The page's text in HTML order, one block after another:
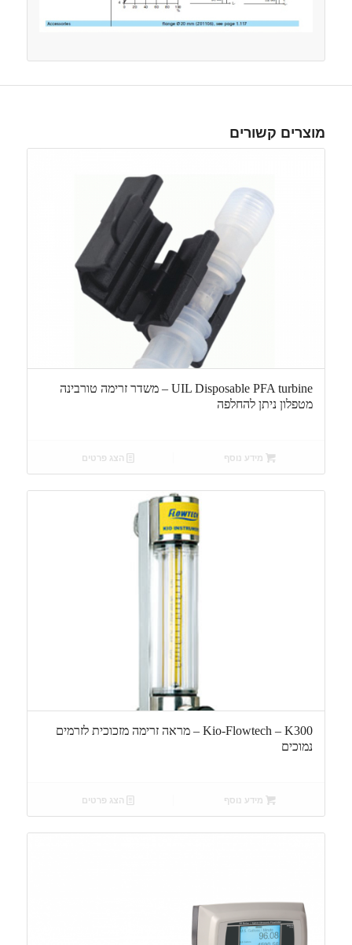
מוצרים קשורים
UIL Disposable PFA turbine – משדר זרימה טורבינה
מטפלון ניתן להחלפה
מידע נוסף הצג פרטים
Kio-Flowtech – K300 – מראה זרימה מזכוכית לזרמים
נמוכים
מידע נוסף הצג פרטים